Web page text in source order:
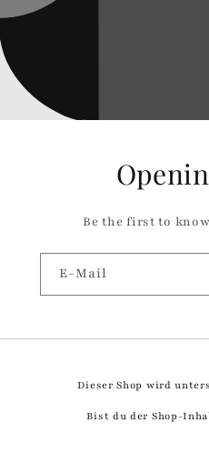
Be the first to
E-Mail
Dieser Shop wird
Bist du der Shop-